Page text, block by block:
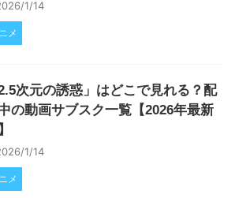
1/14
メ
2.5次元の誘惑」はどこで見れる？配
の動画サブスク一覧【2026年最新
1/14
メ